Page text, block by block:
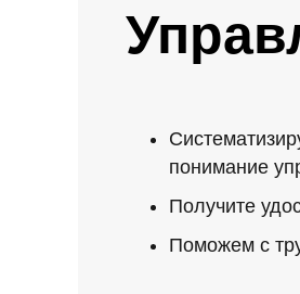
Поможем с
понимание
Получите